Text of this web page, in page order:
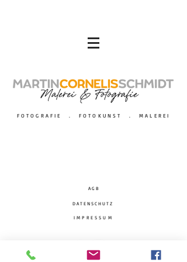
FOTOGRAFIE . FOTOKUNST . MALEREI
A G B
D A T E N S C H U T Z
IMPRESSUM